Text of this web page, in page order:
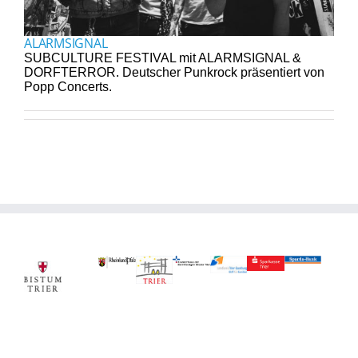
ALARMSIGNAL
SUBCULTURE FESTIVAL mit ALARMSIGNAL &
DORFTERROR. Deutscher Punkrock präsentiert von
Popp Concerts.